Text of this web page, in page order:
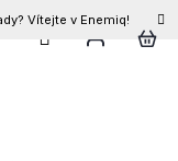
Vítejte v Enemiq!